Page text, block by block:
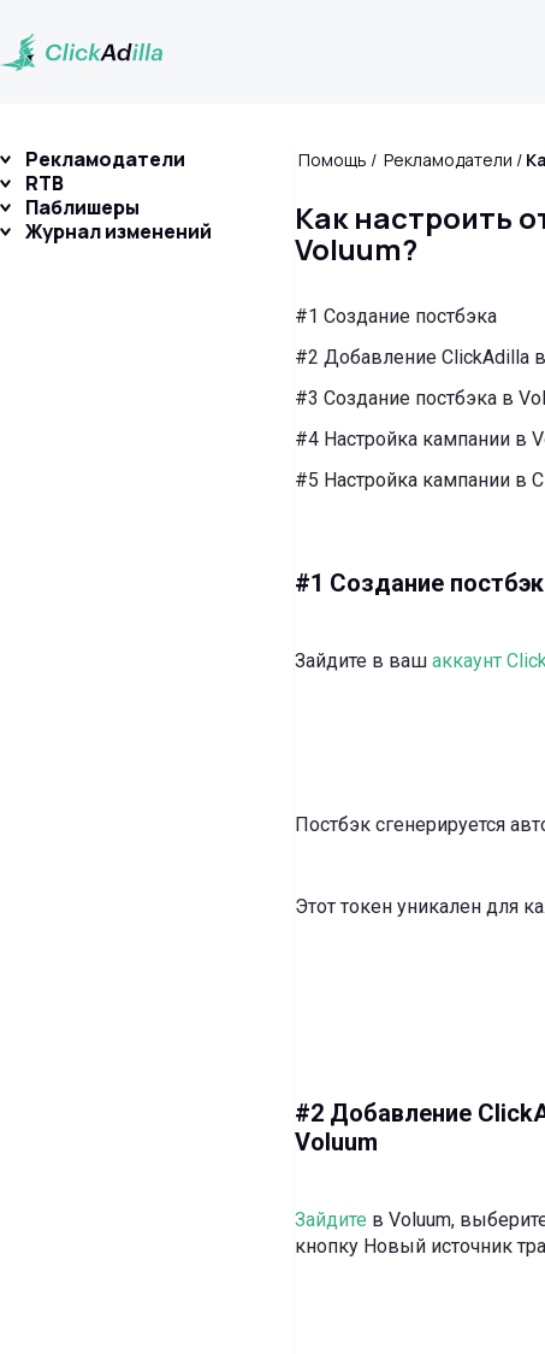
Рекламодатели
RTB
Паблишеры
Журнал изменений
Помощь Рекламодатели
Как настроить
Voluum?
#1 Создание постбэка
#2 Добавление ClickAdilla
#3 Создание постбэка в
#4 Настройка кампании в
#5 Настройка кампании в
#1 Создание
Зайдите в ваш аккаунт
Постбэк сгенерируется
Этот токен уникален для
#2 Добавление
Voluum
Зайдите в Voluum,
кнопку Новый источник